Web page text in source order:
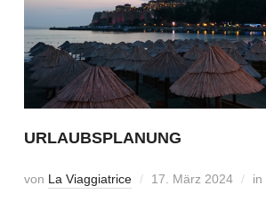
URLAUBSPLANUNG
von La Viaggiatrice 17. März 2024 in